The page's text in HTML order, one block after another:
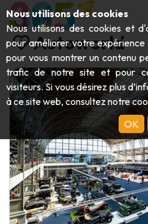
Abbayes & monuments religieux
Archéologie
Art
Artisanat & savoir-faire
Châteaux, citadelles & beffrois
Grottes
Jardins, parcs & sites naturels
Parcs animaliers, zoologiques &
Bateaux touristiques & croisières
Draisines & trains touristiques
LE TOP DES
Aller au contenu principal;
Autoworld
Nous utilisons des cookies
Nous utilisons des cookies et
pour améliorer votre
pour vous montrer un contenu
trafic de notre site et pour
visiteurs. Si vous désirez plus
à ce site web, consultez notre
OK